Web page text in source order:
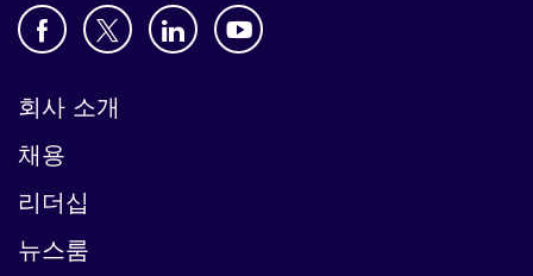
회사 소개
채용
리더십
뉴스룸